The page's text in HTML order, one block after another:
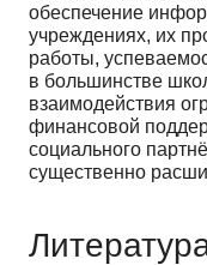
обеспечение
учреждениях, их
работы,
в большинстве
взаимодействия
финансовой
социального
существенно